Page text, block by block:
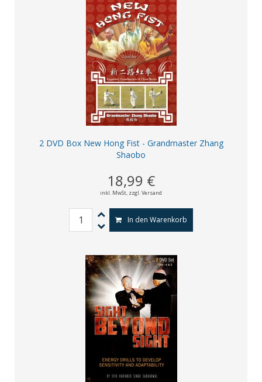
2 DVD Box New Hong Fist - Grandmaster Zhang
Shaobo
18,99 €
inkl. MwSt, zzgl. Versand
In den Warenkorb